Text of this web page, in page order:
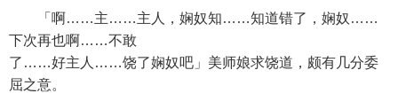
「啊……主……主人，娴奴知……知道错了，娴奴……
下次再也啊……不敢
了……好主人……饶了娴奴吧」美师娘求饶道，颇有几分委
屈之意。